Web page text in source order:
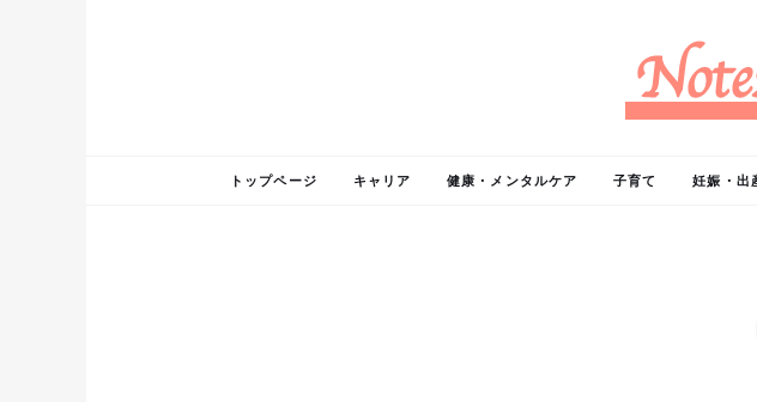
トップページ キャリア 健康・メンタルケア 子育て 妊娠・出